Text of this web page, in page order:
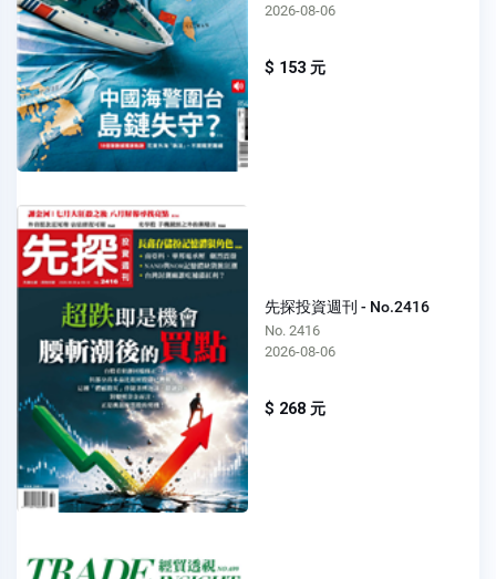
2026-08-06
$ 153 元
先探投資週刊 - No.2416
No. 2416
2026-08-06
$ 268 元